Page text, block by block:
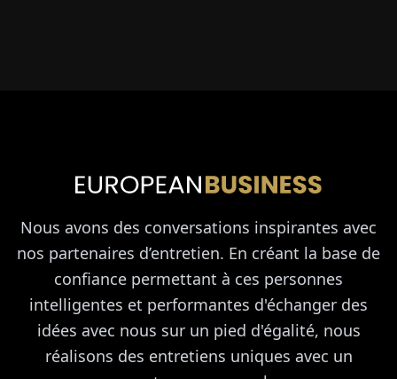
Nous avons des conversations inspirantes avec
nos partenaires d’entretien. En créant la base de
confiance permettant à ces personnes
intelligentes et performantes d'échanger des
idées avec nous sur un pied d'égalité, nous
réalisons des entretiens uniques avec un